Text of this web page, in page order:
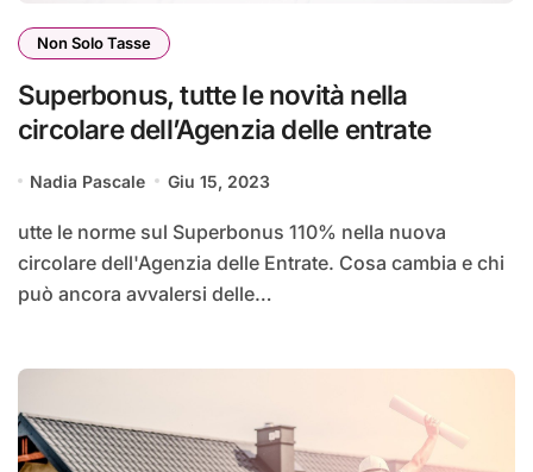
Non Solo Tasse
Superbonus, tutte le novità nella
circolare dell’Agenzia delle entrate
Nadia Pascale Giu 15, 2023
utte le norme sul Superbonus 110% nella nuova
circolare dell'Agenzia delle Entrate. Cosa cambia e chi
può ancora avvalersi delle…